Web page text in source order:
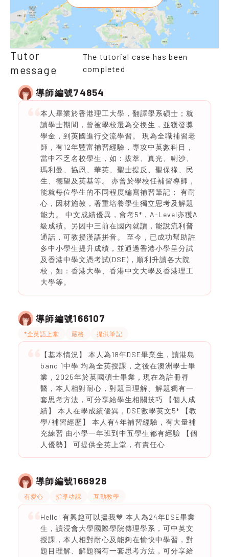
Tutor
message
The tutorial case has been
completed
導師編號74854
本人畢業於香港理工大學，翻譯學系碩士；就
讀學士期間，曾被學校選為交換生，並獲發獎
學金，到英國進行交流學習。 現為全職補習老
師，有12年豐富補習經驗，專攻中英數科目，
當中不乏名校學生，如：拔萃、真光、喇沙、
瑪利曼、協恩、華英、聖士提反、聖保祿、民
生、德望及英基等。 亦曾於學校任補習導師，
能就每位學生的不同程度編寫補習筆記； 有耐
心，因材施教，著重培養學生獨立思考及解題
能力。 中文成績優異，會考5*，A-Level亦獲A
級成績。另因中三前在國內就讀，能說流利普
通話，可教授漢語拼音。 至今，已成功幫助許
多中小學生提升成績，並通過香港小學呈分試
及香港中學文憑考試(DSE)，順利升讀各大院
校，如：香港大學、香港中文大學及香港理工
大學等。
導師編號166107
*全英語上堂 嚴格 提供筆記
【基本情況】 本人為18年DSE畢業生，讀港島
band 1中學 均為全英授課，之後在澳洲學士畢
業，2025年於英國碩士畢業，現在為註冊脊
醫，本人相對耐心，對題目理解、解題獨有一
套思考方法，可分享給學生相關技巧 【個人成
績】 本人在學成績優異，DSE數學英文5* 【教
學/補習經歷】 本人有4年補習經驗，有大量補
充練習 由小學一年班到中五學生都有經驗 【個
人優勢】 可提供全英上堂，有責任心
導師編號166928
有愛心 指導功課 互動教學
Hello! 有興趣可以搵我💙 本人為24年DSE畢業
生，讀浸會大學國際學院傳理學系，可中英文
授課，本人相對耐心及能夠在愉快中學習，對
題目理解、解題獨有一套思考方法，可分享給